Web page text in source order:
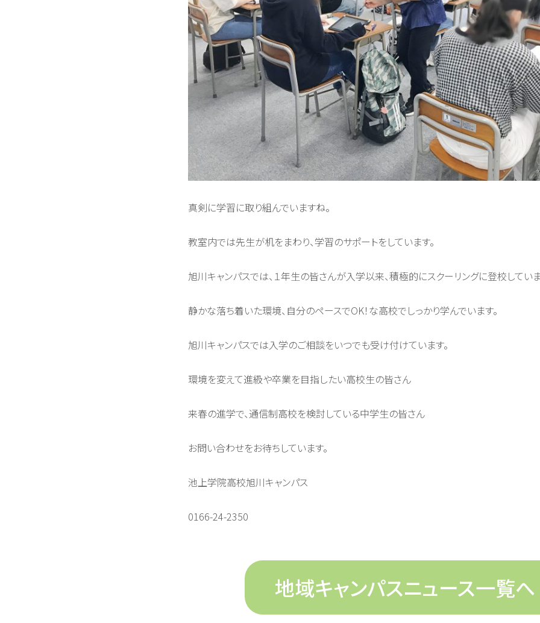
真剣に学習に取り組んでいますね。
教室内では先生が机をまわり、学習のサポートをしています。
旭川キャンパスでは、１年生の皆さんが入学以来、積極的にスクーリングに登校していま
静かな落ち着いた環境、自分のペースでOK！な高校でしっかり学んでいます。
旭川キャンパスでは入学のご相談をいつでも受け付けています。
環境を変えて進級や卒業を目指したい高校生の皆さん
来春の進学で、通信制高校を検討している中学生の皆さん
お問い合わせをお待ちしています。
池上学院高校旭川キャンパス
0166-24-2350
地域キャンパスニュース一覧へ